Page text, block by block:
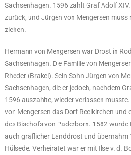
Sachsenhagen. 1596 zahlt Graf Adolf
zurück, und Jürgen von Mengersen muss
ziehen.
Hermann von Mengersen war Drost in
Sachsenhagen. Die Familie von
Rheder (Brakel). Sein Sohn Jürgen von
Sachsenhagen, die er jedoch, nachdem
1596 auszahlte, wieder verlassen
von Mengersen das Dorf Reelkirchen und
des Bischofs von Paderborn. 1582 wurde
auch gräflicher Landdrost und übernahm
Hülsede. Verheiratet war er mit Ilse v. d.